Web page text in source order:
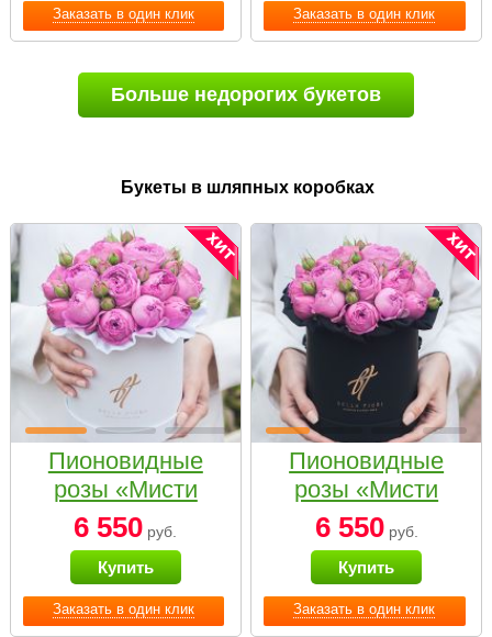
Заказать в один клик Заказать в один клик
Больше недорогих букетов
Букеты в шляпных коробках
Заказать в один клик
Пионовидные
розы «Мисти
бабблс» в белой
коробке Small
6 550 руб.
Купить
Заказать в один клик
Пионовидные
розы «Мисти
бабблс» в
черной коробке
Small
6 550руб.
Купить